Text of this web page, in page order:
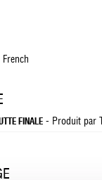
French
FINALE - Produit par